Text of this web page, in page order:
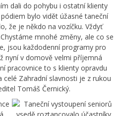
dali do pohybu i ostatní klienty
bylo vidět úžasné taneční
že je někdo na vozíčku. Vždyť
mnohé změny, ale co se
jsou každodenní programy pro
nyní v domově velmi příjemná
pracovnice to s klienty opravdu
Zahradní slavnosti je z rukou
Tomáš Černický.